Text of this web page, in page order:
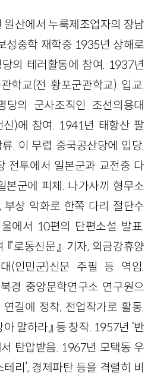
원산에서 누룩제조업자의 장남
성중학 재학중 1935년 상해로
의 테러활동에 참여. 1937년
학교(전 황포군관학교) 입교.
당의 군사조직인 조선의용대
신)에 참여. 1941년 태항산 팔
. 이 무렵 중국공산당에 입당.
전투에서 일본군과 교전중 다
본군에 피체. 나가사끼 형무소
부상 악화로 한쪽 다리 절단수
에서 10편의 단편소설 발표.
로동신문』 기자, 외금강휴양
(인민군)신문 주필 등 역임.
경 중앙문학연구소 연구원으
길에 정착, 전업작가로 활동.
말하라』 등 창작. 1957년 ‘반
탄압받음. 1967년 모택동 우
리’, 경제파탄 등을 격렬히 비